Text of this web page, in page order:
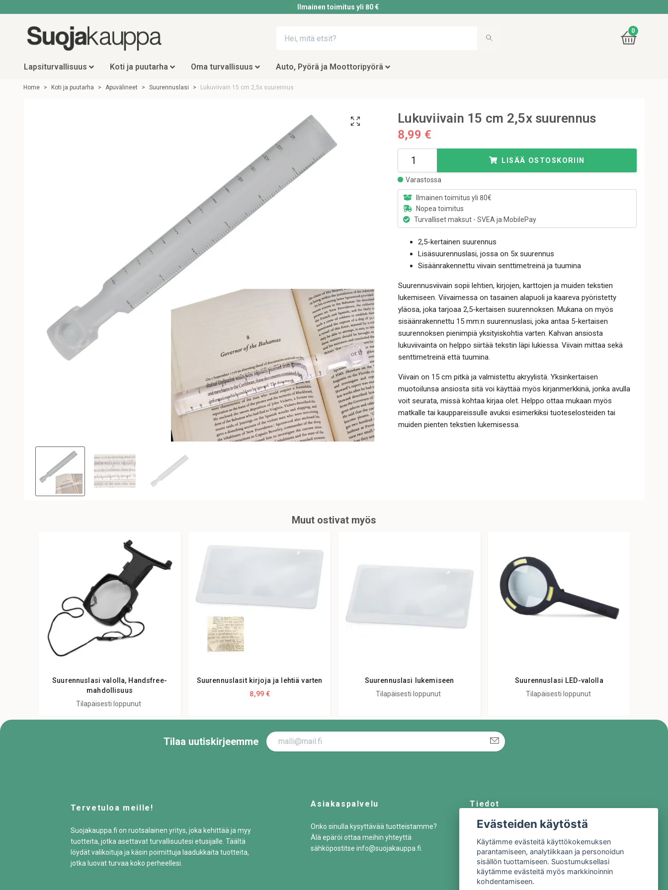
Ilmainen toimitus yli 80 €
0
Lapsiturvallisuus Koti ja puutarha Oma turvallisuus Auto, Pyörä ja Moottoripyörä
Home Koti ja puutarha Apuvälineet Suurennuslasi Lukuviivain 15 cm 2,5x suurennus
Lukuviivain 15 cm 2,5x suurennus
8,99 €
LISÄÄ OSTOSKORIIN
Varastossa
Ilmainen toimitus yli 80€
Nopea toimitus
Turvalliset maksut - SVEA ja MobilePay
2,5-kertainen suurennus
Lisäsuurennuslasi, jossa on 5x suurennus
Sisäänrakennettu viivain senttimetreinä ja tuumina
Suurennusviivain sopii lehtien, kirjojen, karttojen ja muiden tekstien
lukemiseen. Viivaimessa on tasainen alapuoli ja kaareva pyöristetty
yläosa, joka tarjoaa 2,5-kertaisen suurennoksen. Mukana on myös
sisäänrakennettu 15 mm:n suurennuslasi, joka antaa 5-kertaisen
suurennoksen pienimpiä yksityiskohtia varten. Kahvan ansiosta
lukuviivainta on helppo siirtää tekstin läpi lukiessa. Viivain mittaa sekä
senttimetreinä että tuumina.
Viivain on 15 cm pitkä ja valmistettu akryylistä. Yksinkertaisen
muotoilunsa ansiosta sitä voi käyttää myös kirjanmerkkinä, jonka avulla
voit seurata, missä kohtaa kirjaa olet. Helppo ottaa mukaan myös
matkalle tai kauppareissulle avuksi esimerkiksi tuoteselosteiden tai
muiden pienten tekstien lukemisessa.
Muut ostivat myös
Suurennuslasi valolla, Handsfree-
mahdollisuus
Tilapäisesti loppunut
Suurennuslasit kirjoja ja lehtiä varten
8,99 €
Suurennuslasi lukemiseen
Tilapäisesti loppunut
Suurennuslasi LED-valolla
Tilapäisesti loppunut
Tilaa uutiskirjeemme
Tervetuloa meille!
Suojakauppa.fi on ruotsalainen yritys, joka kehittää ja myy
tuotteita, jotka asettavat turvallisuutesi etusijalle. Täältä
löydät valikoituja ja käsin poimittuja laadukkaita tuotteita,
jotka luovat turvaa koko perheellesi.
Asiakaspalvelu
Onko sinulla kysyttävää tuotteistamme?
Älä epäröi ottaa meihin yhteyttä
sähköpostitseinfo@suojakauppa.fi
Tiedot
Meistä
Ota yhteyttä
Sopimusehdot
Tietosuojakäytäntö
Evästeiden käytöstä
Käytämme evästeitä käyttökokemuksen
parantamiseen, analytiikkaan ja personoidun
sisällön tuottamiseen. Suostumuksellasi
käytämme evästeitä myös markkinoinnin
kohdentamiseen.